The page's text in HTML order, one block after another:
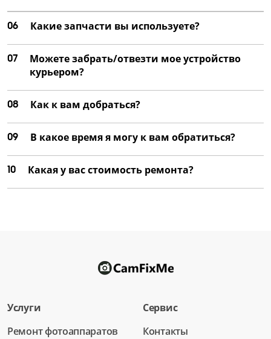
06 Какие запчасти вы используете?
07
Можете забрать/отвезти мое устройство
курьером?
08 Как к вам добраться?
09 В какое время я могу к вам обратиться?
10 Какая у вас стоимость ремонта?
Услуги
Ремонт фотоаппаратов
Сервис
Контакты